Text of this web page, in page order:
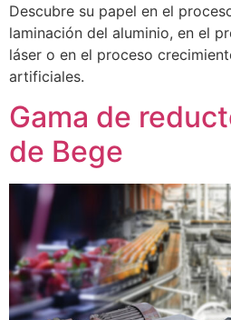
Descubre su papel en el
laminación del aluminio, en el
láser o en el proceso
artificiales.
Gama de
de Bege